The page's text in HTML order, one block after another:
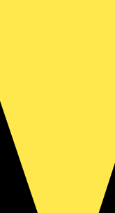
9-polig
CANopen‐
Punkte aus:
und Ausgang.
Klemmstellen.
Zuschalten der